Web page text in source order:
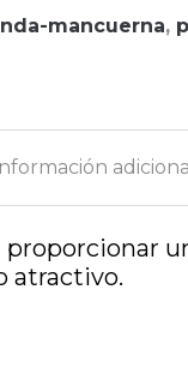
mancuerna,
adicional
proporcionar
atractivo.